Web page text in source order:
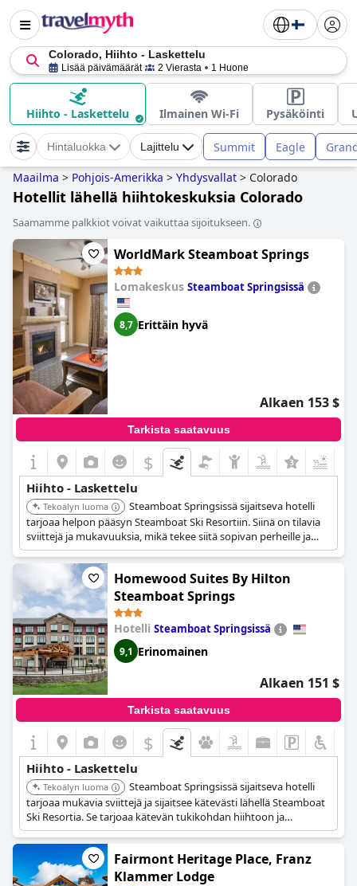
Colorado, Hiihto - Laskettelu
Lisää päivämäärät 2 Vierasta 1 Huone
Hiihto - Laskettelu Ilmainen Wi-Fi Pysäköinti
Hintaluokka Lajittelu Summit Eagle
Maailma > Pohjois-Amerikka > Yhdysvallat > Colorado
Hotellit lähellä hiihtokeskuksia Colorado
Saamamme palkkiot voivat vaikuttaa sijoitukseen.
WorldMark Steamboat Springs
Lomakeskus Steamboat Springsissä
8,7 Erittäin hyvä
Alkaen 153 $
Tarkista saatavuus
$
Hiihto - Laskettelu
Tekoälyn luoma
Steamboat Springsissä sijaitseva hotelli
tarjoaa helpon pääsyn Steamboat Ski Resortiin. Siinä on tilavia
sviittejä ja mukavuuksia, mikä tekee siitä sopivan perheille ja
ryhmille.
Homewood Suites By Hilton
Steamboat Springs
Hotelli Steamboat Springsissä
9,1 Erinomainen
Alkaen 151 $
Tarkista saatavuus
$
Hiihto - Laskettelu
Tekoälyn luoma
Steamboat Springsissä sijaitseva hotelli
tarjoaa mukavia sviittejä ja sijaitsee kätevästi lähellä Steamboat
Ski Resortia. Se tarjoaa kätevän tukikohdan hiihtoon ja
lumilautailuun, ja sen mukavuudet sopivat pidempiin
oleskeluihin.
Fairmont Heritage Place, Franz
Klammer Lodge